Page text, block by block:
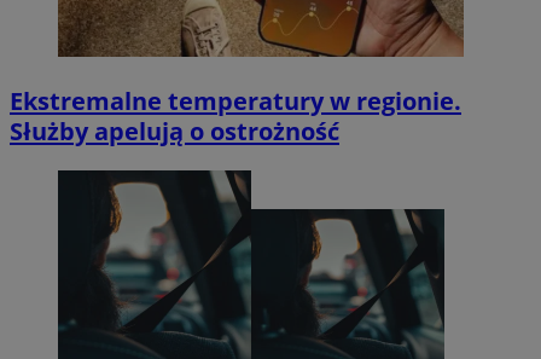
Ekstremalne temperatury w regionie.
Służby apelują o ostrożność